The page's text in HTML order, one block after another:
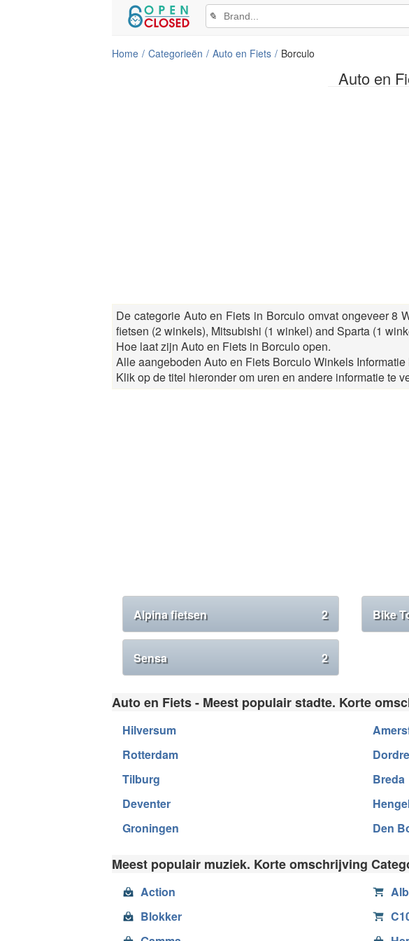
Auto en
✎
Home Categorieën Auto en Fiets Borculo
De categorie Auto en Fiets in Borculo omvat ongeveer 8
fietsen (2 winkels), Mitsubishi (1 winkel) and Sparta (1
Hoe laat zijn Auto en Fiets in Borculo open.
Alle aangeboden Auto en Fiets Borculo Winkels
Klik op de titel hieronder om uren en andere informatie te
Alpina fietsen 2 Bike
Sensa 2
Auto en Fiets - Meest populair stadte. Korte
Hilversum
Rotterdam
Tilburg
Breda
Deventer
Groningen
Den
Meest populair muziek. Korte omschrijving
Action
Blokker